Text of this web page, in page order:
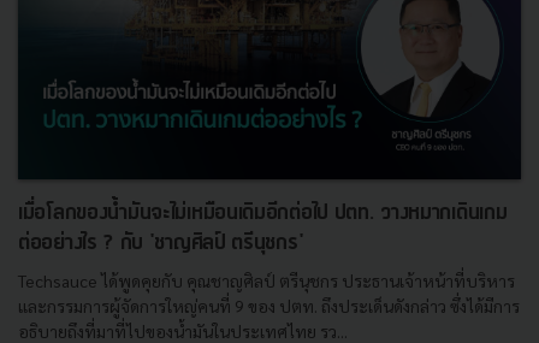
เมื่อโลกของน้ำมันจะไม่เหมือนเดิมอีกต่อไป ปตท. วางหมากเดินเกม
ต่ออย่างไร ? กับ 'ชาญศิลป์ ตรีนุชกร'
Techsauce ได้พูดคุยกับ คุณชาญศิลป์ ตรีนุชกร ประธานเจ้าหน้าที่บริหาร
และกรรมการผู้จัดการใหญ่คนที่ 9 ของ ปตท. ถึงประเด็นดังกล่าว ซึ่งได้มีการ
อธิบายถึงที่มาที่ไปของน้ำมันในประเทศไทย รว...